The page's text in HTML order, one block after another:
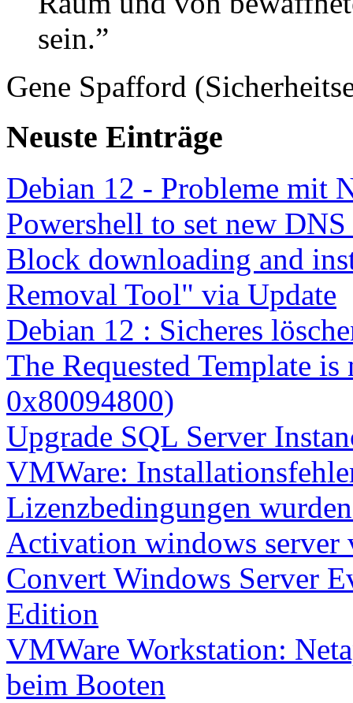
sein.”
Gene Spafford
Neuste Einträge
Debian 12 - Probleme mit
Powershell to set new
Block downloading and
Removal Tool" via Update
Debian 12 : Sicheres
The Requested Template
0x80094800)
Upgrade SQL Server
VMWare:
Lizenzbedingungen
Activation windows server
Convert Windows Server
Edition
VMWare Workstation:
beim Booten